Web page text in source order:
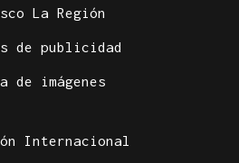
La Región
de publicidad
de imágenes
Internacional